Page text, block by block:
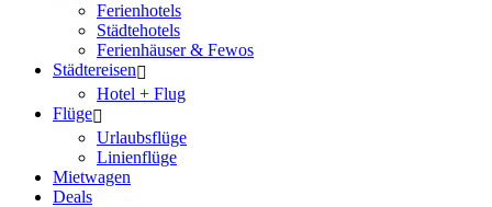
Ferienhotels
Städtehotels
Ferienhäuser & Fewos
Städtereisen
Hotel + Flug
Flüge
Urlaubsflüge
Linienflüge
Mietwagen
Deals